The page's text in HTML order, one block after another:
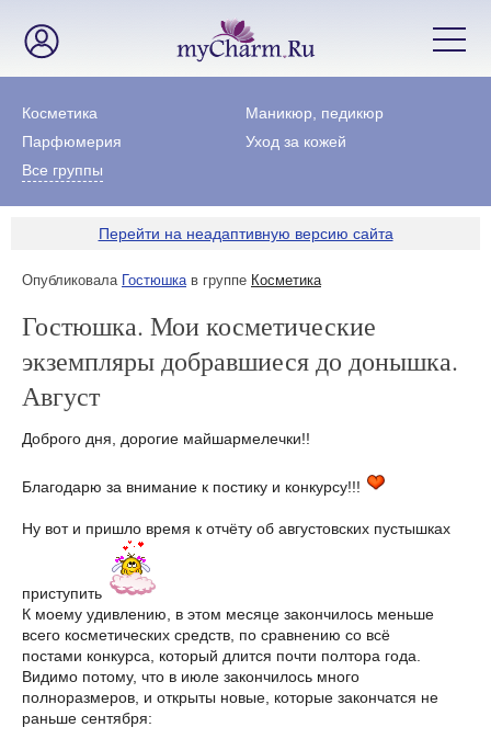
Косметика
Маникюр, педикюр
Парфюмерия
Уход за кожей
Все группы
Перейти на неадаптивную версию сайта
Опубликовала Гостюшкав группе Косметика
Гостюшка. Мои косметические
экземпляры добравшиеся до донышка.
Август
Доброго дня, дорогие майшармелечки!!
Благодарю за внимание к постику и конкурсу!!!
Ну вот и пришло время к отчёту об августовских пустышках
приступить
К моему удивлению, в этом месяце закончилось меньше
всего косметических средств, по сравнению со всё
постами конкурса, который длится почти полтора года.
Видимо потому, что в июле закончилось много
полноразмеров, и открыты новые, которые закончатся не
раньше сентября: